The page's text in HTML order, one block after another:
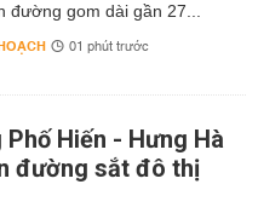
đường gom dài gần 27...
01 phút trước
Hiến - Hưng Hà
đường sắt đô thị